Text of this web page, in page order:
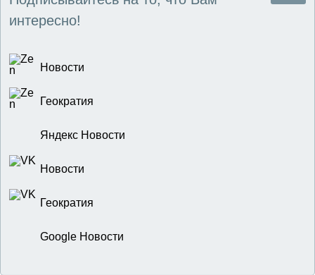
интересно!
Новости
Геократия
Яндекс Новости
Новости
Геократия
Google Новости